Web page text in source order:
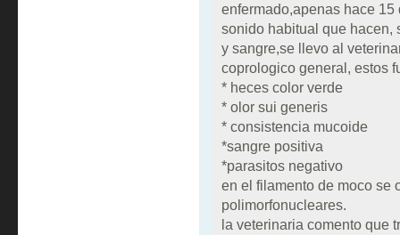
enfermado,apenas hace
sonido habitual que hacen,
y sangre,se llevo al
coprologico general, estos
* heces color verde
* olor sui generis
* consistencia mucoide
*sangre positiva
*parasitos negativo
en el filamento de moco se
polimorfonucleares.
la veterinaria comento que